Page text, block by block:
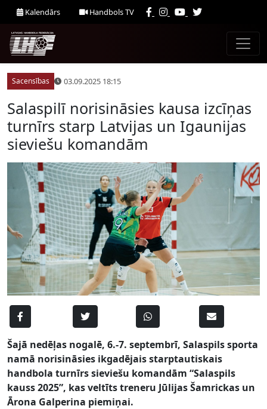
Kalendārs Handbols TV
Sacensības 03.09.2025 18:15
Salaspilī norisināsies kausa izcīņas
turnīrs starp Latvijas un Igaunijas
sieviešu komandām
Šajā nedēļas nogalē, 6.-7. septembrī, Salaspils sporta
namā norisināsies ikgadējais starptautiskais
handbola turnīrs sieviešu komandām “Salaspils
kauss 2025”, kas veltīts treneru Jūlijas Šamrickas un
Ārona Galperina piemiņai.